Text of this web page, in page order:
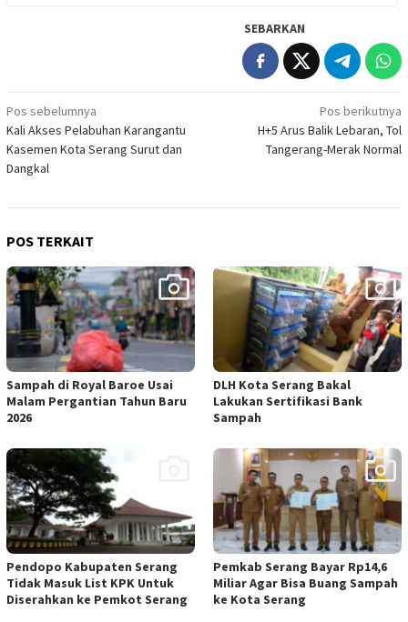
SEBARKAN
Navigasi
pos
Pos sebelumnya
Kali Akses Pelabuhan Karangantu
Kasemen Kota Serang Surut dan
Dangkal
Pos berikutnya
H+5 Arus Balik Lebaran, Tol
Tangerang-Merak Normal
POS TERKAIT
Sampah di Royal Baroe Usai
Malam Pergantian Tahun Baru
2026
DLH Kota Serang Bakal
Lakukan Sertifikasi Bank
Sampah
Pendopo Kabupaten Serang
Tidak Masuk List KPK Untuk
Diserahkan ke Pemkot Serang
Pemkab Serang Bayar Rp14,6
Miliar Agar Bisa Buang Sampah
ke Kota Serang